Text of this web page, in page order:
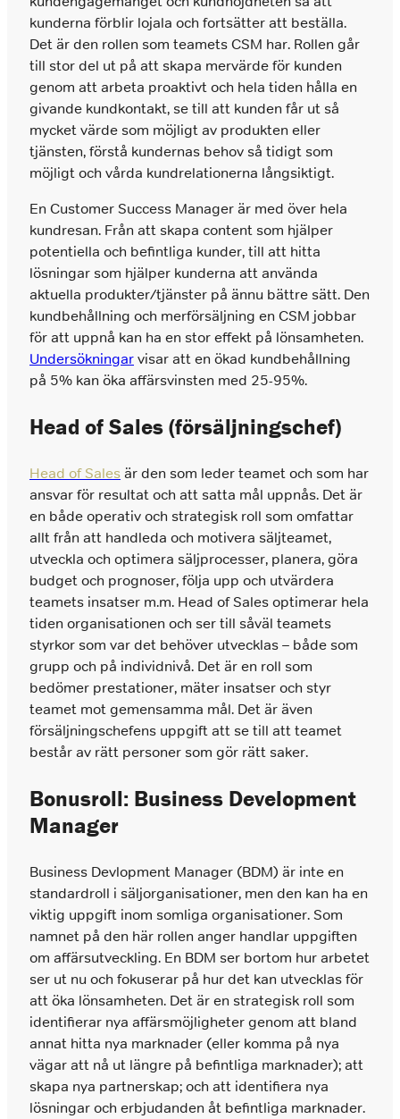
kunderna förblir lojala och fortsätter att beställa.
Det är den rollen som teamets CSM har. Rollen går
till stor del ut på att skapa mervärde för kunden
genom att arbeta proaktivt och hela tiden hålla en
givande kundkontakt, se till att kunden får ut så
mycket värde som möjligt av produkten eller
tjänsten, förstå kundernas behov så tidigt som
möjligt och vårda kundrelationerna långsiktigt.
En Customer Success Manager är med över hela
kundresan. Från att skapa content som hjälper
potentiella och befintliga kunder, till att hitta
lösningar som hjälper kunderna att använda
aktuella produkter/tjänster på ännu bättre sätt. Den
kundbehållning och merförsäljning en CSM jobbar
för att uppnå kan ha en stor effekt på lönsamheten.
Undersökningarvisar att en ökad kundbehållning
på 5% kan öka affärsvinsten med 25-95%.
Head of Sales (försäljningschef)
Head of Salesär den som leder teamet och som har
ansvar för resultat och att satta mål uppnås. Det är
en både operativ och strategisk roll som omfattar
allt från att handleda och motivera säljteamet,
utveckla och optimera säljprocesser, planera, göra
budget och prognoser, följa upp och utvärdera
teamets insatser m.m. Head of Sales optimerar hela
tiden organisationen och ser till såväl teamets
styrkor som var det behöver utvecklas – både som
grupp och på individnivå. Det är en roll som
bedömer prestationer, mäter insatser och styr
teamet mot gemensamma mål. Det är även
försäljningschefens uppgift att se till att teamet
består av rätt personer som gör rätt saker.
Bonusroll: Business Development
Manager
Business Devlopment Manager (BDM) är inte en
standardroll i säljorganisationer, men den kan ha en
viktig uppgift inom somliga organisationer. Som
namnet på den här rollen anger handlar uppgiften
om affärsutveckling. En BDM ser bortom hur arbetet
ser ut nu och fokuserar på hur det kan utvecklas för
att öka lönsamheten. Det är en strategisk roll som
identifierar nya affärsmöjligheter genom att bland
annat hitta nya marknader (eller komma på nya
vägar att nå ut längre på befintliga marknader); att
skapa nya partnerskap; och att identifiera nya
lösningar och erbjudanden åt befintliga marknader.